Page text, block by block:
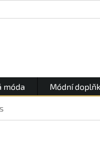
móda Módní